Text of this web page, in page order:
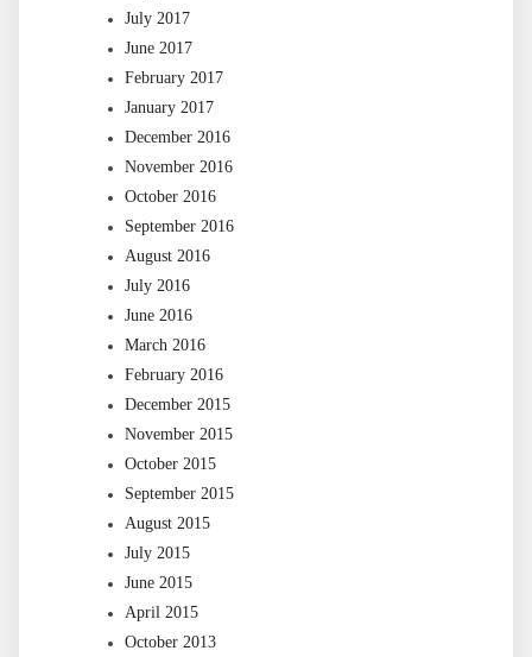
July 2017
June 2017
February 2017
January 2017
December 2016
November 2016
October 2016
September 2016
August 2016
July 2016
June 2016
March 2016
February 2016
December 2015
November 2015
October 2015
September 2015
August 2015
July 2015
June 2015
April 2015
October 2013